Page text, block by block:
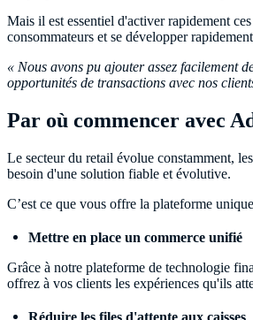
Mais il est essentiel d'activer rapidement
consommateurs et se développer
« Nous avons pu ajouter assez facilement
opportunités de transactions avec nos
Par où commencer avec
Le secteur du retail évolue constamment,
besoin d'une solution fiable et évolutive.
C’est ce que vous offre la plateforme
Mettre en place un commerce unifié
Grâce à notre plateforme de technologie
offrez à vos clients les expériences qu'ils